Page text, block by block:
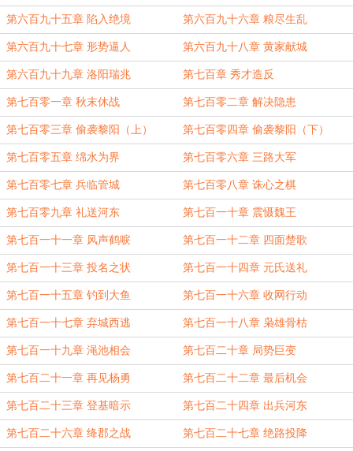
第六百九十五章 陷入绝境 第六百九十六章 粮尽生乱
第六百九十七章 形势逼人 第六百九十八章 黄家献城
第六百九十九章 洛阳瑞兆 第七百章 秀才造反
第七百零一章 秋末休战 第七百零二章 解决隐患
第七百零三章 偷袭黎阳（上） 第七百零四章 偷袭黎阳（下）
第七百零五章 绵水为界 第七百零六章 三路大军
第七百零七章 兵临管城 第七百零八章 诛心之棋
第七百零九章 礼送河东 第七百一十章 震慑魏王
第七百一十一章 风声鹤唳 第七百一十二章 四面楚歌
第七百一十三章 投名之状 第七百一十四章 元氏送礼
第七百一十五章 钓到大鱼 第七百一十六章 收网行动
第七百一十七章 弃城西逃 第七百一十八章 枭雄骨枯
第七百一十九章 渑池相会 第七百二十章 局势巨变
第七百二十一章 再见杨勇 第七百二十二章 最后机会
第七百二十三章 登基暗示 第七百二十四章 出兵河东
第七百二十六章 绛郡之战 第七百二十七章 绝路投降